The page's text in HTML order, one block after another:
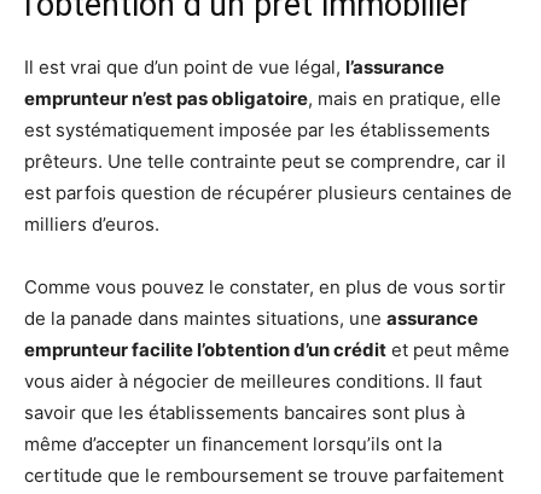
Il est vrai que d’un point de vue légal, l’assurance
emprunteur n’est pas obligatoire, mais en pratique, elle
est systématiquement imposée par les établissements
prêteurs. Une telle contrainte peut se comprendre, car il
est parfois question de récupérer plusieurs centaines de
milliers d’euros.
Comme vous pouvez le constater, en plus de vous sortir
de la panade dans maintes situations, une assurance
emprunteur facilite l’obtention d’un crédit et peut même
vous aider à négocier de meilleures conditions. Il faut
savoir que les établissements bancaires sont plus à
même d’accepter un financement lorsqu’ils ont la
certitude que le remboursement se trouve parfaitement